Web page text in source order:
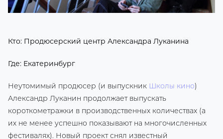
Кто: Продюсерский центр Александра Луканина
Где: Екатеринбург
Неутомимый продюсер (и выпускник Школы кино)
Александр Луканин продолжает выпускать
короткометражки в производственных количествах (а
их не менее успешно показывают на многочисленных
фестивалях). Новый проект снял известный